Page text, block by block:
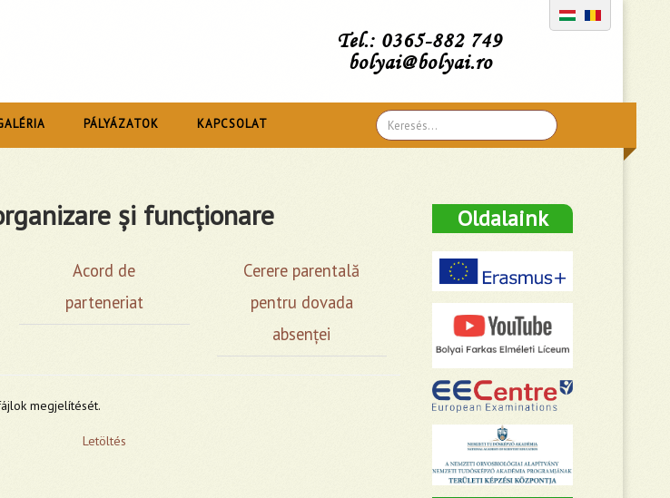
Tel.: 0365-882 749
bolyai@bolyai.ro
Search
...
PÁLYÁZATOK KAPCSOLAT
și funcționare
Acord de
parteneriat
Cerere parentală
pentru dovada
absenței
megjelítését.
Letöltés
Oldalaink